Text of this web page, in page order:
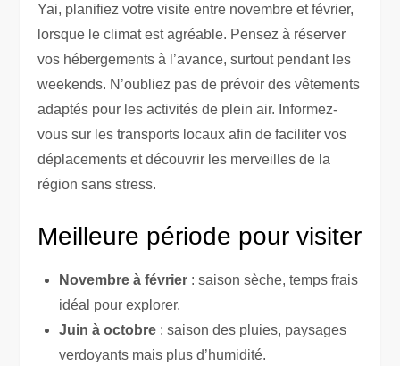
Yai, planifiez votre visite entre novembre et février,
lorsque le climat est agréable. Pensez à réserver
vos hébergements à l’avance, surtout pendant les
weekends. N’oubliez pas de prévoir des vêtements
adaptés pour les activités de plein air. Informez-
vous sur les transports locaux afin de faciliter vos
déplacements et découvrir les merveilles de la
région sans stress.
Meilleure période pour visiter
Novembre à février : saison sèche, temps frais
idéal pour explorer.
Juin à octobre : saison des pluies, paysages
verdoyants mais plus d’humidité.